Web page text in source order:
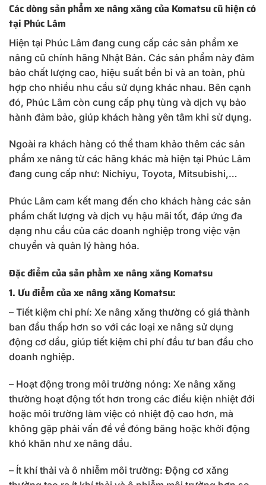
Các dòng sản phẩm xe nâng xăng của Komatsu cũ hiện có
tại Phúc Lâm
Hiện tại Phúc Lâm đang cung cấp các sản phẩm xe
nâng cũ chính hãng Nhật Bản. Các sản phẩm này đảm
bảo chất lượng cao, hiệu suất bền bỉ và an toàn, phù
hợp cho nhiều nhu cầu sử dụng khác nhau. Bên cạnh
đó, Phúc Lâm còn cung cấp phụ tùng và dịch vụ bảo
hành đảm bảo, giúp khách hàng yên tâm khi sử dụng.
Ngoài ra khách hàng có thể tham khảo thêm các sản
phẩm xe nâng từ các hãng khác mà hiện tại Phúc Lâm
đang cung cấp như: Nichiyu, Toyota, Mitsubishi,…
Phúc Lâm cam kết mang đến cho khách hàng các sản
phẩm chất lượng và dịch vụ hậu mãi tốt, đáp ứng đa
dạng nhu cầu của các doanh nghiệp trong việc vận
chuyển và quản lý hàng hóa.
Đặc điểm của sản phầm xe nâng xăng Komatsu
1. Ưu điểm của xe nâng xăng Komatsu:
– Tiết kiệm chi phí: Xe nâng xăng thường có giá thành
ban đầu thấp hơn so với các loại xe nâng sử dụng
động cơ dầu, giúp tiết kiệm chi phí đầu tư ban đầu cho
doanh nghiệp.
– Hoạt động trong môi trường nóng: Xe nâng xăng
thường hoạt động tốt hơn trong các điều kiện nhiệt đới
hoặc môi trường làm việc có nhiệt độ cao hơn, mà
không gặp phải vấn đề về đóng băng hoặc khởi động
khó khăn như xe nâng dầu.
– Ít khí thải và ô nhiễm môi trường: Động cơ xăng